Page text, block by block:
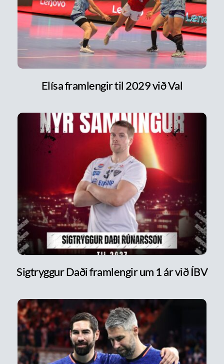
Elísa framlengir til 2029 við Val
Sigtryggur Daði framlengir um 1 ár við ÍBV